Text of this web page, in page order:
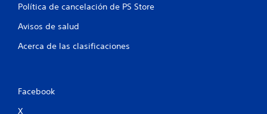
Política de cancelación de PS Store
Avisos de salud
Acerca de las clasificaciones
Facebook
X